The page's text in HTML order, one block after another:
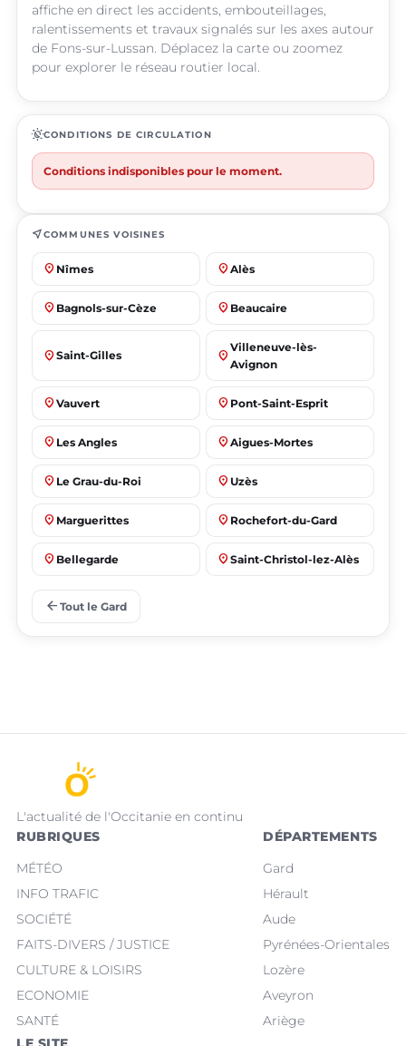
affiche en direct les accidents, embouteillages,
ralentissements et travaux signalés sur les axes autour
de Fons-sur-Lussan. Déplacez la carte ou zoomez
pour explorer le réseau routier local.
routineCONDITIONS DE CIRCULATION
Conditions indisponibles pour le moment.
near_meCOMMUNES VOISINES
place Nîmes place Alès
place Bagnols-sur-Cèze place Beaucaire
place Saint-Gilles place
Villeneuve-lès-
Avignon
place Vauvert place Pont-Saint-Esprit
place Les Angles place Aigues-Mortes
place Le Grau-du-Roi place Uzès
place Marguerittes place Rochefort-du-Gard
place Bellegarde place Saint-Christol-lez-Alès
place
arrow_back Tout le Gard
L'actualité de l'Occitanie en continu
RUBRIQUES
MÉTÉO
INFO TRAFIC
SOCIÉTÉ
FAITS-DIVERS / JUSTICE
CULTURE & LOISIRS
ECONOMIE
SANTÉ
DÉPARTEMENTS
Gard
Hérault
Aude
Pyrénées-Orientales
Lozère
Aveyron
Ariège